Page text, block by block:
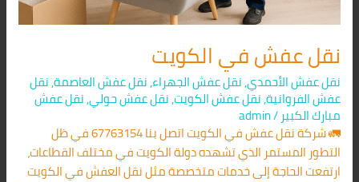
نقل عفش في الكويت
نقل عفش الأحمدي,نقل عفش الجهراء,نقل عفش العاصمة,نقل
عفش الفروانية,نقل عفش الكويت,نقل عفش حولي,نقل عفش
مبارك الكبير /
admin
🚛 شركة نقل عفش في الكويت اتصل بنا 67763154 في ظل
التطور المستمر الذي تشهده دولة الكويت في مختلف القطاعات،
ارتفعت الحاجة إلى خدمات متخصصة مثل نقل العفش في الكويت